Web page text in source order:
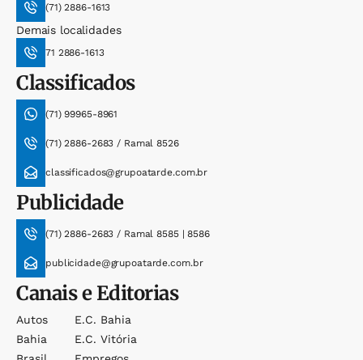
(71) 2886-1613
Demais localidades
71 2886-1613
Classificados
(71) 99965-8961
(71) 2886-2683 / Ramal 8526
classificados@grupoatarde.com.br
Publicidade
(71) 2886-2683 / Ramal 8585 | 8586
publicidade@grupoatarde.com.br
Canais e Editorias
Autos
Bahia
E.c. Bahia
E.c. Vitória